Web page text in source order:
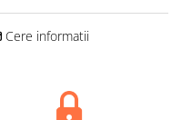
Cere informatii